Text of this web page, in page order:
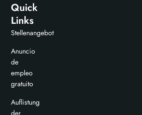
Quick
Links
Stellenangebot
Anuncio
de
empleo
gratuito
Auflistung